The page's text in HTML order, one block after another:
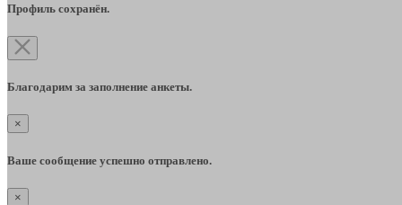
Профиль сохранён.
Благодарим за заполнение анкеты.
×
Ваше сообщение успешно отправлено.
×